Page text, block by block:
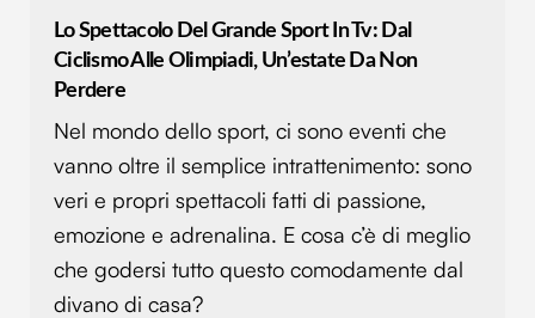
Lo Spettacolo Del Grande Sport In Tv: Dal
Ciclismo Alle Olimpiadi, Un’estate Da Non
Perdere
Nel mondo dello sport, ci sono eventi che
vanno oltre il semplice intrattenimento: sono
veri e propri spettacoli fatti di passione,
emozione e adrenalina. E cosa c’è di meglio
che godersi tutto questo comodamente dal
divano di casa?